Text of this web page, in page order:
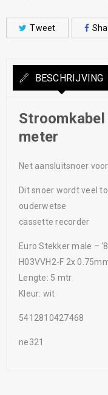
Tweet
BESCHRIJVING
meter
Net aansluitsnoer
Dit snoer wordt veel
ouderwetse
cassette recorder
Euro Stekker male –
H03VVH2-F 2x
Lengte: 5 mtr
Kleur: wit
5412810427468
ne321